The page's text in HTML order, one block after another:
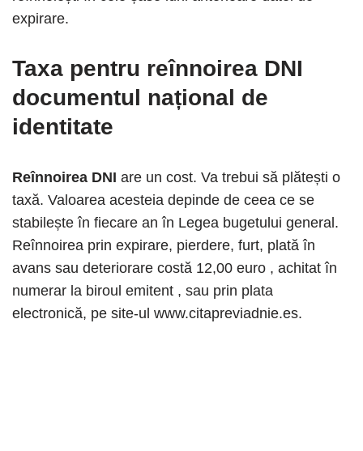
expirare.
Taxa pentru reînnoirea DNI
documentul național de
identitate
Reînnoirea DNI are un cost. Va trebui să plătești o
taxă. Valoarea acesteia depinde de ceea ce se
stabilește în fiecare an în Legea bugetului general.
Reînnoirea prin expirare, pierdere, furt, plată în
avans sau deteriorare costă 12,00 euro , achitat în
numerar la biroul emitent , sau prin plata
electronică, pe site-ul www.citapreviadnie.es.